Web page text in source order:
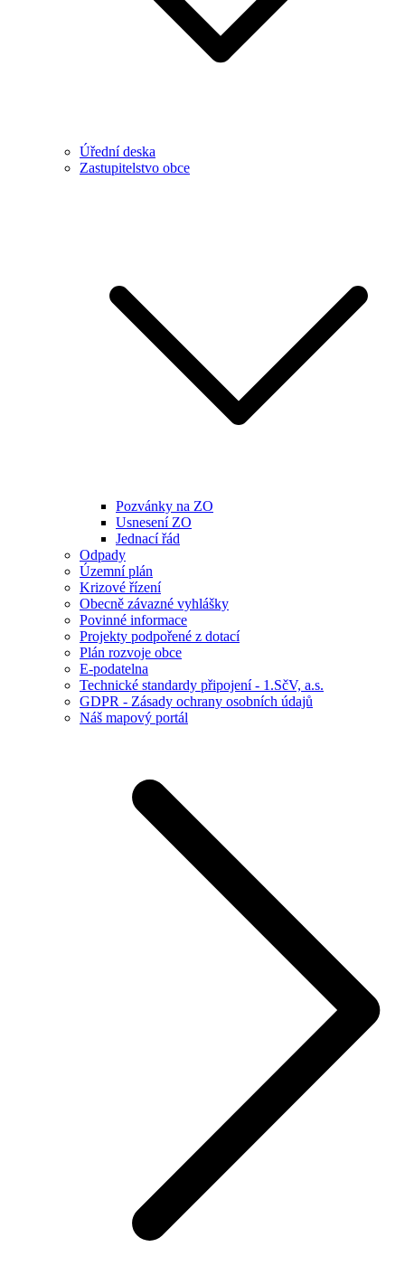
Úřední deska
Zastupitelstvo obce
Pozvánky na ZO
Usnesení ZO
Jednací řád
Odpady
Územní plán
Krizové řízení
Obecně závazné vyhlášky
Povinné informace
Projekty podpořené z dotací
Plán rozvoje obce
E-podatelna
Technické standardy připojení - 1.SčV, a.s.
GDPR - Zásady ochrany osobních údajů
Náš mapový portál